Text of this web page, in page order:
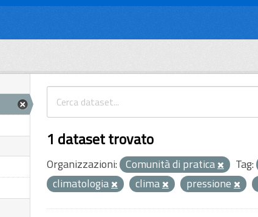
1 dataset trovato
Organizzazioni: Comunità di pratica Tag:
climatologia
clima pressione